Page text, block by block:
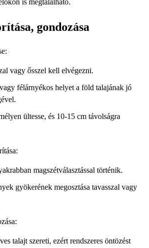
gondozása
vagy ősszel kell elvégezni.
félárnyékos helyet a föld talajának jó
ültesse, és 10-15 cm távolságra
magszétválasztással történik.
gyökerének megosztása tavasszal vagy
talajt szereti, ezért rendszeres öntözést